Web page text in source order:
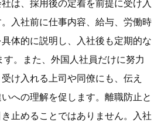
は、採用後の定着を前提に受け入
入社前に仕事内容、給与、労働時
体的に説明し、入社後も定期的な
。また、外国人社員だけに努力
け入れる上司や同僚にも、伝え
への理解を促します。離職防止と
止めることではありません。入社